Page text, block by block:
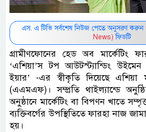
এস. এ টিভি সর্বশেষ নিউজ পেতে অনুসরণ করুন
News) ফিডটি
গ্রামীণফোনের হেড অব মার্কেটিং
‘এশিয়া’স টপ আউটস্ট্যান্ডিং উইমেন
ইয়ার’ -এর স্বীকৃতি দিয়েছে এশিয়া
(এএমএফ)। সম্প্রতি থাইল্যান্ডে
অনুষ্ঠানে মার্কেটিং বা বিপণন খাতে
ব্যক্তিবর্গের উপস্থিতিতে ফারহা নাজ
হয়।